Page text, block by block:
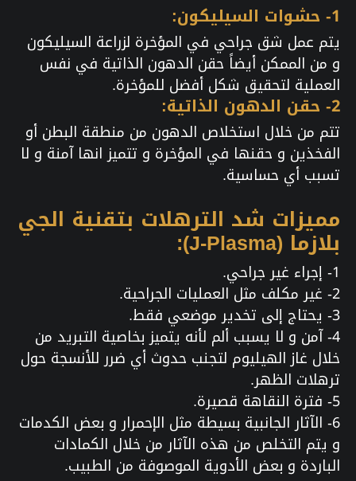
1- حشوات السيليكون:
يتم عمل شق جراحي في المؤخرة لزراعة السيليكون
و من الممكن أيضاً حقن الدهون الذاتية في نفس
العملية لتحقيق شكل أفضل للمؤخرة.
2- حقن الدهون الذاتية:
تتم من خلال استخلاص الدهون من منطقة البطن أو
الفخذين و حقنها في المؤخرة و تتميز انها آمنة و لا
تسبب أي حساسية.
مميزات شد الترهلات بتقنية الجي
بلازما (J-Plasma):
1- إجراء غير جراحي.
2- غير مكلف مثل العمليات الجراحية.
3- يحتاج إلى تخدير موضعي فقط.
4- آمن و لا يسبب ألم لأنه يتميز بخاصية التبريد من
خلال غاز الهيليوم لتجنب حدوث أي ضرر للأنسجة حول
ترهلات الظهر.
5- فترة النقاهة قصيرة.
6- الآثار الجانبية بسيطة مثل الإحمرار و بعض الكدمات
و يتم التخلص من هذه الآثار من خلال الكمادات
الباردة و بعض الأدوية الموصوفة من الطبيب.